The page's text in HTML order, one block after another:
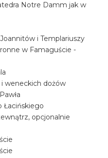
Notre Damm jak w
i Templariuszy
w Famaguście -
i weneckich dożów
Łacińskiego
opcjonalnie